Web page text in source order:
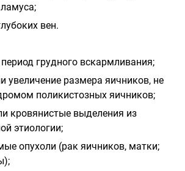
вен.
грудного вскармливания;
увеличение размера яичников, не
поликистозных яичников;
кровянистые выделения из
этиологии;
опухоли (рак яичников, матки;